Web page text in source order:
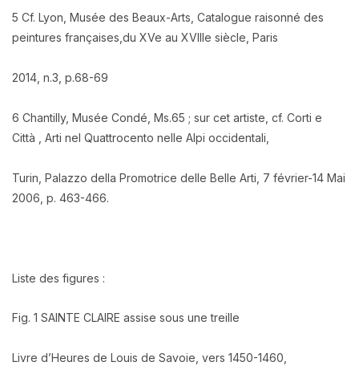
5 Cf. Lyon, Musée des Beaux-Arts, Catalogue raisonné des
peintures françaises,du XVe au XVIIIe siècle, Paris
2014, n.3, p.68-69
6 Chantilly, Musée Condé, Ms.65 ; sur cet artiste, cf. Corti e
Città , Arti nel Quattrocento nelle Alpi occidentali,
Turin, Palazzo della Promotrice delle Belle Arti, 7 février-14 Mai
2006, p. 463-466.
Liste des figures :
Fig. 1 SAINTE CLAIRE assise sous une treille
Livre d’Heures de Louis de Savoie, vers 1450-1460,